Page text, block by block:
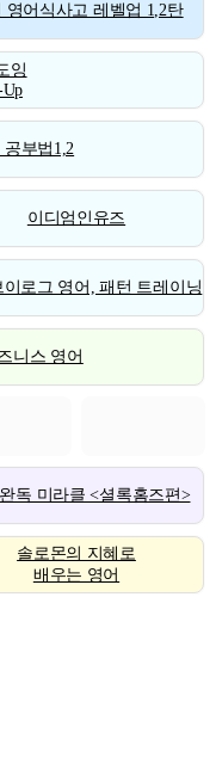
영어식사고 레벨업 1,2탄
잉
Up
공부법1,2
이디엄인유즈
이로그 영어, 패턴 트레이닝
니스 영어
독 미라클 <셜록홈즈편>
솔로몬의 지혜로
배우는 영어